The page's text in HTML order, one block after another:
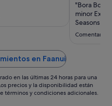
"Bora Bora
minor
Seasons
detail...
Comentario
en Faanui
en las últimas 24 horas para una
precios y la disponibilidad están
términos y condiciones adicionales.